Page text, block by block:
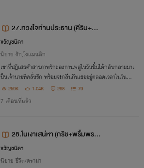
27.ทวงใจท่านประธาน (คีริน+กา
นพลู)
ขวัญชนิดา
นิยาย รัก,โรแมนติก
เขาที่ปฏิเสธคำสารภาพรักของกานพลูในวันนั้นได้กลับกลายมาเ
ป็นเจ้านายที่คลั่งรัก พร้อมจะกลืนกินเธออยู่ตลอดเวลาในวันนี้
‘ทวงใจท่านประธาน”
259K 1.04K 268 79
7 เดือนที่แล้ว
28.ในเงาเสน่หา (กริช+พริ้มพรา
ว)
ขวัญชนิดา
นิยาย ชีวิต/ดราม่า